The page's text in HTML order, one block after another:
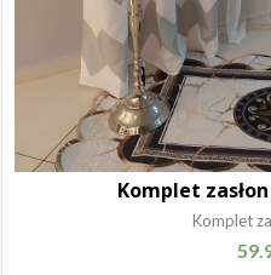
Komplet
Komplet